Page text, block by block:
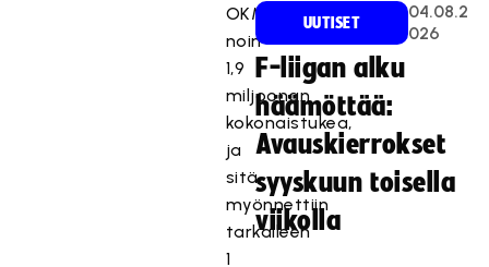
OKM:ltä
noin
1,9
miljoonan
kokonaistukea,
ja
sitä
myönnettiin
tarkalleen
1
UUTISET
04.08.2
026
F-liigan alku
häämöttää:
Avauskierrokset
syyskuun toisella
viikolla